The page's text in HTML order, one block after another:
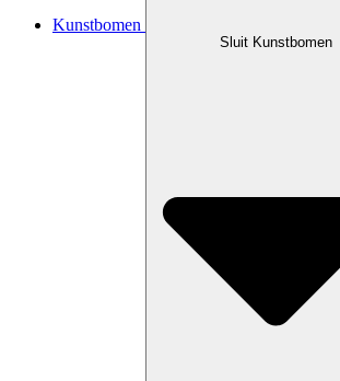
Kunstbomen
Sluit Kunstbomen